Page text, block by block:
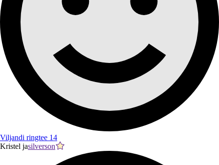
Viljandi ringtee 14
Kristel jasilverson